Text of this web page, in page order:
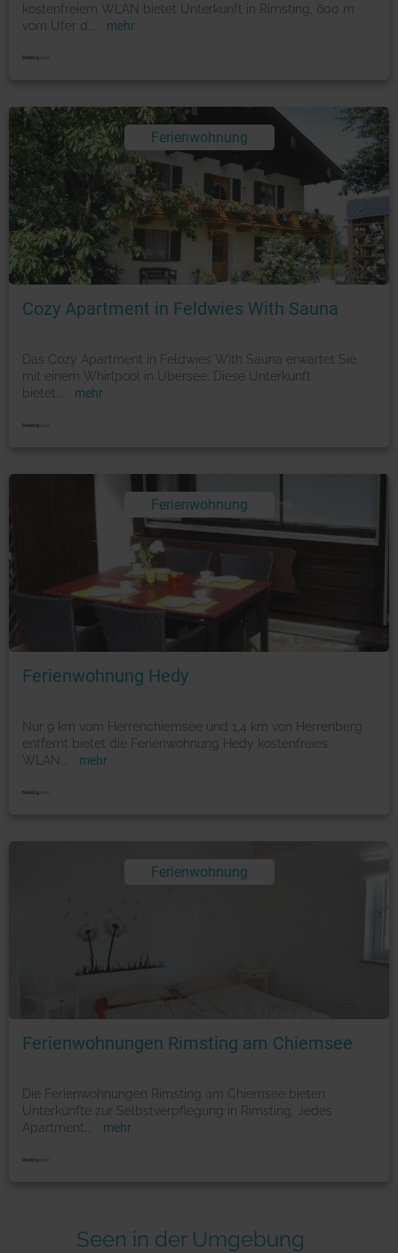
kostenfreiem WLAN bietet Unterkunft in Rimsting, 600 m
vom Ufer d
mehr
Ferienwohnung
Foto: © booking.com
Cozy Apartment in Feldwies With Sauna
Das Cozy Apartment in Feldwies With Sauna erwartet Sie
mit einem Whirlpool in Übersee. Diese Unterkunft
bietet
mehr
Ferienwohnung
Foto: © booking.com
Ferienwohnung Hedy
Nur 9 km vom Herrenchiemsee und 1,4 km von Herrenberg
entfernt bietet die Ferienwohnung Hedy kostenfreies
WLAN
mehr
Ferienwohnung
Ferienwohnungen Rimsting am Chiemsee
Die Ferienwohnungen Rimsting am Chiemsee bieten
Unterkünfte zur Selbstverpflegung in Rimsting. Jedes
Apartment
mehr
Seen in der Umgebung